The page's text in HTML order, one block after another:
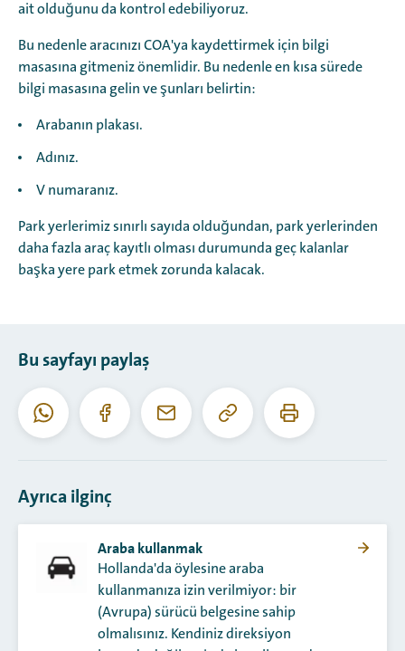
ait olduğunu da kontrol edebiliyoruz.
Bu nedenle aracınızı COA'ya kaydettirmek için bilgi
masasına gitmeniz önemlidir. Bu nedenle en kısa sürede
bilgi masasına gelin ve şunları belirtin:
Arabanın plakası.
Adınız.
V numaranız.
Park yerlerimiz sınırlı sayıda olduğundan, park yerlerinden
daha fazla araç kayıtlı olması durumunda geç kalanlar
başka yere park etmek zorunda kalacak.
Bu sayfayı paylaş
WhatsappFacebookE-
Bu
URL'yi
Bu
sayfayı
Ayrıca ilginç
Araba kullanmak
Hollanda'da öylesine araba
kullanmanıza izin verilmiyor: bir
(Avrupa) sürücü belgesine sahip
olmalısınız. Kendiniz direksiyon